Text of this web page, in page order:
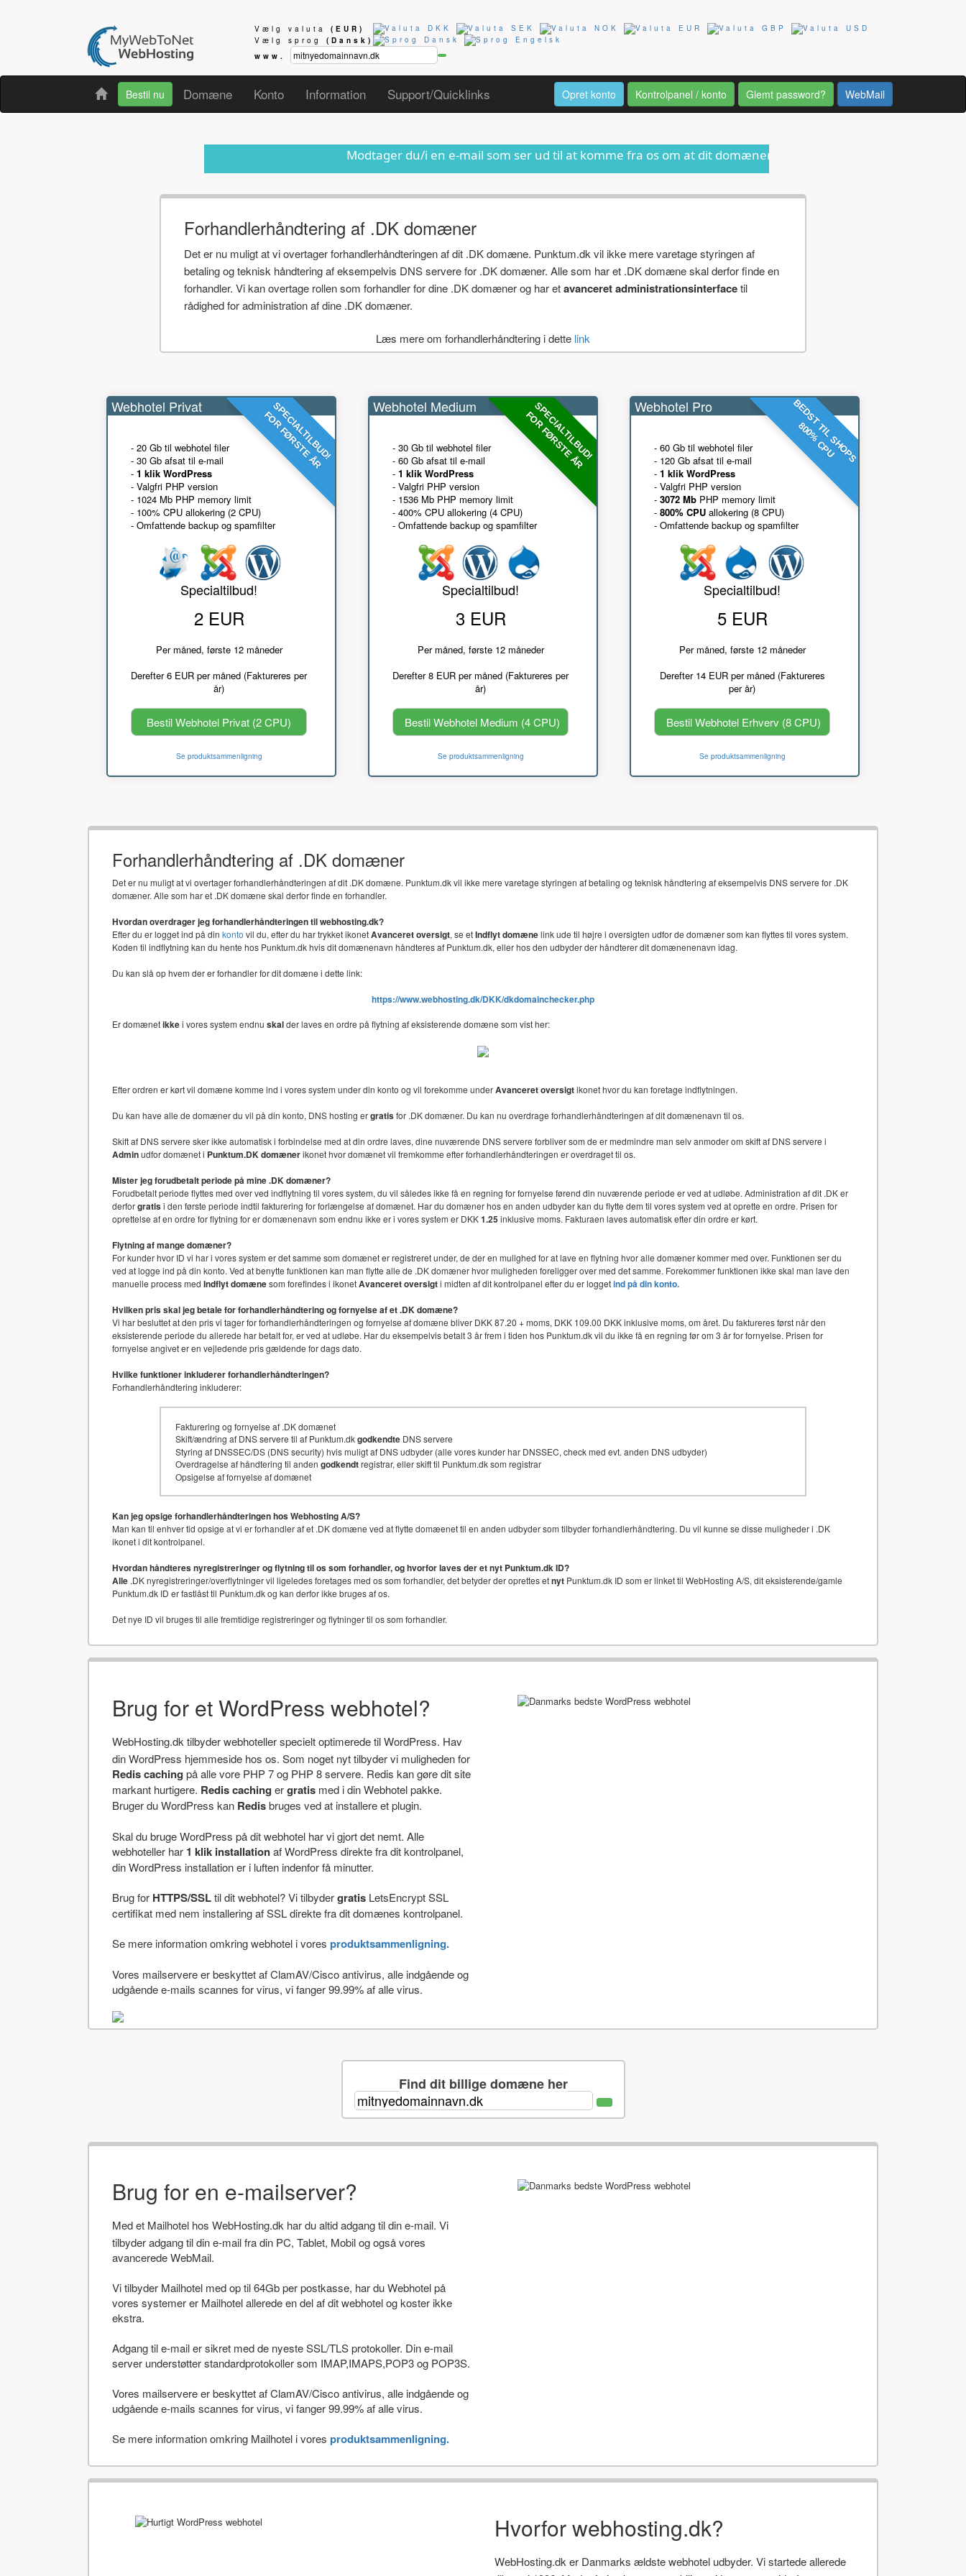
Vælg valuta (EUR)
Vælg sprog (Dansk)
www.
Bestil nu Domæne Konto Information Support/Quicklinks Opret konto Kontrolpanel / konto Glemt password? WebMail
Modtager du/i en e-mail som ser ud til at komme fra os om at dit domænenavn er ved at udløbe eller anden form for
Forhandlerhåndtering af .DK domæner
Det er nu muligt at vi overtager forhandlerhåndteringen af dit .DK domæne. Punktum.dk vil ikke mere varetage styringen af
betaling og teknisk håndtering af eksempelvis DNS servere for .DK domæner. Alle som har et .DK domæne skal derfor finde en
forhandler. Vi kan overtage rollen som forhandler for dine .DK domæner og har etavanceret administrationsinterfacetil
rådighed for administration af dine .DK domæner.
Læs mere om forhandlerhåndtering i dette link
SPECIALTILBUD!
FOR FØRSTE ÅR
Webhotel Privat
- 20 Gb til webhotel filer
- 30 Gb afsat til e-mail
- 1 klik WordPress
- Valgfri PHP version
- 1024 Mb PHP memory limit
- 100% CPU allokering (2 CPU)
- Omfattende backup og spamfilter
Specialtilbud!
2 EUR
Per måned, første 12 måneder
Derefter 6 EUR per måned (Faktureres per
år)
Bestil Webhotel Privat (2 CPU)
Se produktsammenligning
SPECIALTILBUD!
FOR FØRSTE ÅR
Webhotel Medium
- 30 Gb til webhotel filer
- 60 Gb afsat til e-mail
- 1 klik WordPress
- Valgfri PHP version
- 1536 Mb PHP memory limit
- 400% CPU allokering (4 CPU)
- Omfattende backup og spamfilter
Specialtilbud!
3 EUR
Per måned, første 12 måneder
Derefter 8 EUR per måned (Faktureres per
år)
Bestil Webhotel Medium (4 CPU)
Se produktsammenligning
BEDST TIL SHOPS
800% CPU
Webhotel Pro
- 60 Gb til webhotel filer
- 120 Gb afsat til e-mail
- 1 klik WordPress
- Valgfri PHP version
- 3072 Mb PHP memory limit
- 800% CPU allokering (8 CPU)
- Omfattende backup og spamfilter
Specialtilbud!
5 EUR
Per måned, første 12 måneder
Derefter 14 EUR per måned (Faktureres
per år)
Bestil Webhotel Erhverv (8 CPU)
Se produktsammenligning
Forhandlerhåndtering af .DK domæner
Det er nu muligt at vi overtager forhandlerhåndteringen af dit .DK domæne. Punktum.dk vil ikke mere varetage styringen af betaling og teknisk håndtering af eksempelvis DNS servere for .DK
domæner. Alle som har et .DK domæne skal derfor finde en forhandler.
Hvordan overdrager jeg forhandlerhåndteringen til webhosting.dk?
Efter du er logget ind på din konto vil du, efter du har trykket ikonetAvanceret oversigt, se etIndflyt domænelink ude til højre i oversigten udfor de domæner som kan flyttes til vores system.
Koden til indflytning kan du hente hos Punktum.dk hvis dit domænenavn håndteres af Punktum.dk, eller hos den udbyder der håndterer dit domænenenavn idag.
Du kan slå op hvem der er forhandler for dit domæne i dette link:
https://www.webhosting.dk/DKK/dkdomainchecker.php
Er domænetikkei vores system endnu skalder laves en ordre på flytning af eksisterende domæne som vist her:
Efter ordren er kørt vil domæne komme ind i vores system under din konto og vil forekomme underAvanceret oversigtikonet hvor du kan foretage indflytningen.
Du kan have alle de domæner du vil på din konto, DNS hosting ergratisfor .DK domæner. Du kan nu overdrage forhandlerhåndteringen af dit domænenavn til os.
Skift af DNS servere sker ikke automatisk i forbindelse med at din ordre laves, dine nuværende DNS servere forbliver som de er medmindre man selv anmoder om skift af DNS servere i
Adminudfor domænet i Punktum.DK domænerikonet hvor domænet vil fremkomme efter forhandlerhåndteringen er overdraget til os.
Mister jeg forudbetalt periode på mine .DK domæner?
Forudbetalt periode flyttes med over ved indflytning til vores system, du vil således ikke få en regning for fornyelse førend din nuværende periode er ved at udløbe. Administration af dit .DK er
derforgratisi den første periode indtil fakturering for forlængelse af domænet. Har du domæner hos en anden udbyder kan du flytte dem til vores system ved at oprette en ordre. Prisen for
oprettelse af en ordre for flytning for er domænenavn som endnu ikke er i vores system er DKK1.25inklusive moms. Fakturaen laves automatisk efter din ordre er kørt.
Flytning af mange domæner?
For kunder hvor ID vi har i vores system er det samme som domænet er registreret under, de der en mulighed for at lave en flytning hvor alle domæner kommer med over. Funktionen ser du
ved at logge ind på din konto. Ved at benytte funktionen kan man flytte alle de .DK domæner hvor muligheden foreligger over med det samme. Forekommer funktionen ikke skal man lave den
manuelle process med Indflyt domænesom forefindes i ikonetAvanceret oversigti midten af dit kontrolpanel efter du er loggetind på din konto.
Hvilken pris skal jeg betale for forhandlerhåndtering og fornyelse af et .DK domæne?
Vi har besluttet at den pris vi tager for forhandlerhåndteringen og fornyelse af domæne bliver DKK 87.20 + moms, DKK 109.00 DKK inklusive moms, om året. Du faktureres først når den
eksisterende periode du allerede har betalt for, er ved at udløbe. Har du eksempelvis betalt 3 år frem i tiden hos Punktum.dk vil du ikke få en regning før om 3 år for fornyelse. Prisen for
fornyelse angivet er en vejledende pris gældende for dags dato.
Hvilke funktioner inkluderer forhandlerhåndteringen?
Forhandlerhåndtering inkluderer:
Fakturering og fornyelse af .DK domænet
Skift/ændring af DNS servere til af Punktum.dkgodkendte DNS servere
Styring af DNSSEC/DS (DNS security) hvis muligt af DNS udbyder (alle vores kunder har DNSSEC, check med evt. anden DNS udbyder)
Overdragelse af håndtering til anden godkendtregistrar, eller skift til Punktum.dk som registrar
Opsigelse af fornyelse af domænet
Kan jeg opsige forhandlerhåndteringen hos Webhosting A/S?
Man kan til enhver tid opsige at vi er forhandler af et .DK domæne ved at flytte domæenet til en anden udbyder som tilbyder forhandlerhåndtering. Du vil kunne se disse muligheder i .DK
ikonet i dit kontrolpanel.
Hvordan håndteres nyregistreringer og flytning til os som forhandler, og hvorfor laves der et nyt Punktum.dk ID?
Alle .DK nyregistreringer/overflytninger vil ligeledes foretages med os som forhandler, det betyder der oprettes etnyt Punktum.dk ID som er linket til WebHosting A/S, dit eksisterende/gamle
Punktum.dk ID er fastlåst til Punktum.dk og kan derfor ikke bruges af os.
Det nye ID vil bruges til alle fremtidige registreringer og flytninger til os som forhandler.
Brug for et WordPress webhotel?
WebHosting.dk tilbyder webhoteller specielt optimerede til WordPress. Hav
din WordPress hjemmeside hos os. Som noget nyt tilbyder vi muligheden for
Redis caching på alle vore PHP 7 og PHP 8 servere. Redis kan gøre dit site
markant hurtigere. Redis caching ergratis med i din Webhotel pakke.
Bruger du WordPress kan Redisbruges ved at installere et plugin.
Skal du bruge WordPress på dit webhotel har vi gjort det nemt. Alle
webhoteller har 1 klik installationaf WordPress direkte fra dit kontrolpanel,
din WordPress installation er i luften indenfor få minutter.
Brug for HTTPS/SSLtil dit webhotel? Vi tilbydergratis LetsEncrypt SSL
certifikat med nem installering af SSL direkte fra dit domænes kontrolpanel.
Se mere information omkring webhotel i vores produktsammenligning.
Vores mailservere er beskyttet af ClamAV/Cisco antivirus, alle indgående og
udgående e-mails scannes for virus, vi fanger 99.99% af alle virus.
Find dit billige domæne her
Brug for en e-mailserver?
Med et Mailhotel hos WebHosting.dk har du altid adgang til din e-mail. Vi
tilbyder adgang til din e-mail fra din PC, Tablet, Mobil og også vores
avancerede WebMail.
Vi tilbyder Mailhotel med op til 64Gb per postkasse, har du Webhotel på
vores systemer er Mailhotel allerede en del af dit webhotel og koster ikke
ekstra.
Adgang til e-mail er sikret med de nyeste SSL/TLS protokoller. Din e-mail
server understøtter standardprotokoller som IMAP,IMAPS,POP3 og POP3S.
Vores mailservere er beskyttet af ClamAV/Cisco antivirus, alle indgående og
udgående e-mails scannes for virus, vi fanger 99.99% af alle virus.
Se mere information omkring Mailhotel i vores produktsammenligning.
Hvorfor webhosting.dk?
WebHosting.dk er Danmarks ældste webhotel udbyder. Vi startede allerede